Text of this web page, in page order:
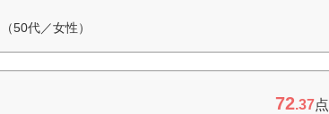
50代／女性）
72.37点